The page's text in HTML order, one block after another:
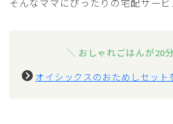
そんなママにぴったりの宅配サービ
＼ おしゃれごはんが20
オイシックスのおためしセット